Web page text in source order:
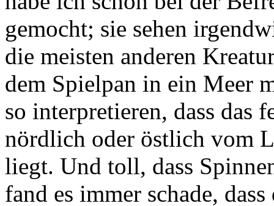
gemocht; sie sehen
die meisten anderen
dem Spielpan in ein Meer
so interpretieren, dass das
nördlich oder östlich vom
liegt. Und toll, dass
fand es immer schade,